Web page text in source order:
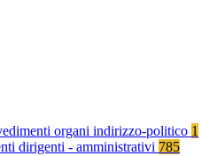
organi indirizzo-politico 1
dirigenti - amministrativi 785